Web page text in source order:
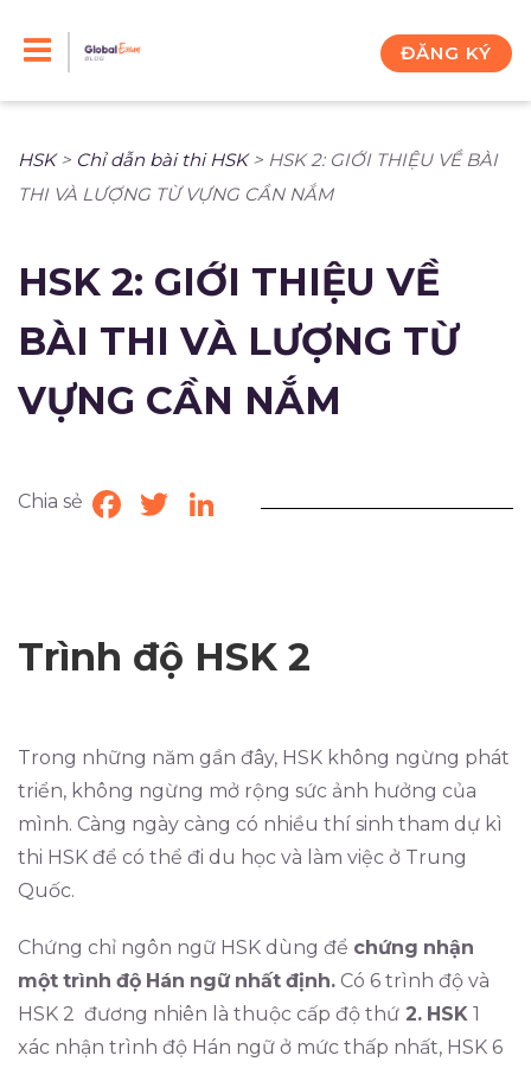
ĐĂNG KÝ
HSK> Chỉ dẫn bài thi HSK> HSK 2: GIỚI THIỆU VỀ BÀI
THI VÀ LƯỢNG TỪ VỰNG CẦN NẮM
HSK 2: GIỚI THIỆU VỀ
BÀI THI VÀ LƯỢNG TỪ
VỰNG CẦN NẮM
Chia sẻ Facebook
TwitterLinkedIn
Trình độ HSK 2
Trong những năm gần đây, HSK không ngừng phát
triển, không ngừng mở rộng sức ảnh hưởng của
mình. Càng ngày càng có nhiều thí sinh tham dự kì
thi HSK để có thể đi du học và làm việc ở Trung
Quốc.
Chứng chỉ ngôn ngữ HSK dùng để chứng nhận
một trình độ Hán ngữ nhất định. Có 6 trình độ và
HSK 2 đương nhiên là thuộc cấp độ thứ 2. HSK 1
xác nhận trình độ Hán ngữ ở mức thấp nhất, HSK 6